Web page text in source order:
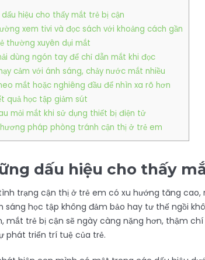
dấu hiệu cho thấy mắt trẻ bị cận
xem tivi và đọc sách với khoảng cách gần
thường xuyên dụi mắt
dùng ngón tay để chỉ dẫn mắt khi đọc
cảm với ánh sáng, chảy nước mắt nhiều
mắt hoặc nghiêng đầu để nhìn xa rõ hơn
quả học tập giảm sút
mỏi mắt khi sử dụng thiết bị điện tử
pháp phòng tránh cận thị ở trẻ em
dấu hiệu cho thấy
trạng cận thị ở trẻ em có xu hướng tăng
sáng học tập không đảm bảo hay tư thế ngồi
mắt trẻ bị cận sẽ ngày càng nặng hơn, thậm
phát triển trí tuệ của trẻ.